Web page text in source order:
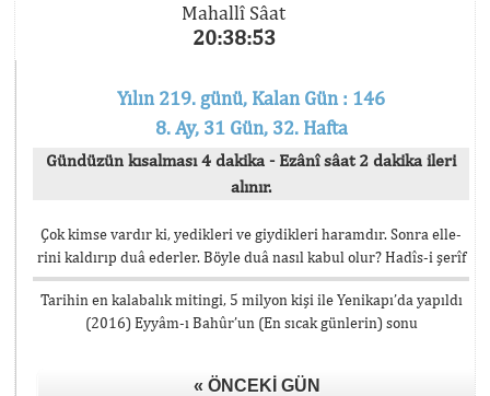
Mahallî Sâat
20:38:53
Yılın 219. günü, Kalan Gün : 146
8. Ay, 31 Gün, 32. Hafta
Gündüzün kısalması 4 dakika - Ezânî sâat 2 dakika ileri
alınır.
Çok kimse vardır ki, yedikleri ve giydikleri haramdır. Sonra elle-
rini kaldırıp duâ ederler. Böyle duâ nasıl kabul olur? Hadîs-i şerîf
Tarihin en kalabalık mitingi, 5 milyon kişi ile Yenikapı’da yapıldı
(2016) Eyyâm-ı Bahûr’un (En sıcak günlerin) sonu
« ÖNCEKI GÜN